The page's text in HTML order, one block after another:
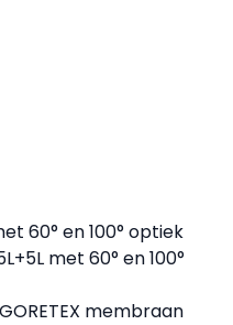
60° en 100° optiek
met 60° en 100°
membraan